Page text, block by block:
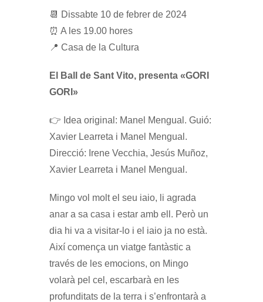
📆 Dissabte 10 de febrer de 2024
⏰ A les 19.00 hores
📍 Casa de la Cultura
El Ball de Sant Vito, presenta «GORI
GORI»
👉 Idea original: Manel Mengual. Guió:
Xavier Learreta i Manel Mengual.
Direcció: Irene Vecchia, Jesús Muñoz,
Xavier Learreta i Manel Mengual.
Mingo vol molt el seu iaio, li agrada
anar a sa casa i estar amb ell. Però un
dia hi va a visitar-lo i el iaio ja no està.
Així comença un viatge fantàstic a
través de les emocions, on Mingo
volarà pel cel, escarbarà en les
profunditats de la terra i s’enfrontarà a